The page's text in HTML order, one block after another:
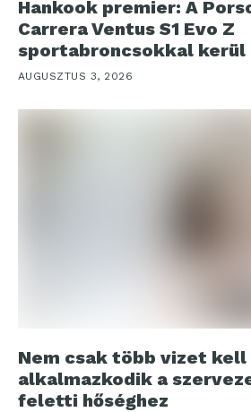
Hankook premier: A
Carrera Ventus S1 Evo Z
sportabroncsokkal kerül
AUGUSZTUS 3, 2026
Nem csak több vizet kell
alkalmazkodik a
feletti hőséghez